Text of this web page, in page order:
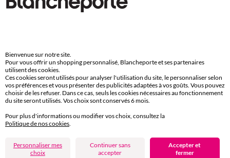
-50% dès 2 articles Code(1) :899013
Bienvenue sur notre site.
Pour vous offrir un shopping personnalisé, Blancheporte et ses partenaires
utilisent des cookies.
Ces cookies seront utilisés pour analyser l'utilisation du site, le personnaliser selon
vos préférences et vous présenter des publicités adaptées à vos goûts. Vous pouvez
choisir de les refuser. Dans ce cas, seuls les cookies nécessaires au fonctionnement
du site seront utilisés. Vos choix sont conservés 6 mois.
Pour plus d'informations ou modifier vos choix, consultez la
Politique de nos cookies
Personnaliser mes
choix
Continuer sans
accepter
Accepter et
fermer